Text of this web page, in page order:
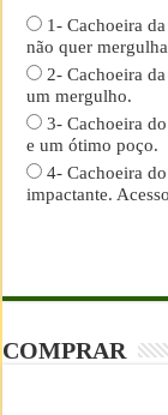
1- Cachoeira
não quer
2- Cachoeira
um mergulho.
3- Cachoeira
e um ótimo poço.
4- Cachoeira
impactante.
COMPRAR